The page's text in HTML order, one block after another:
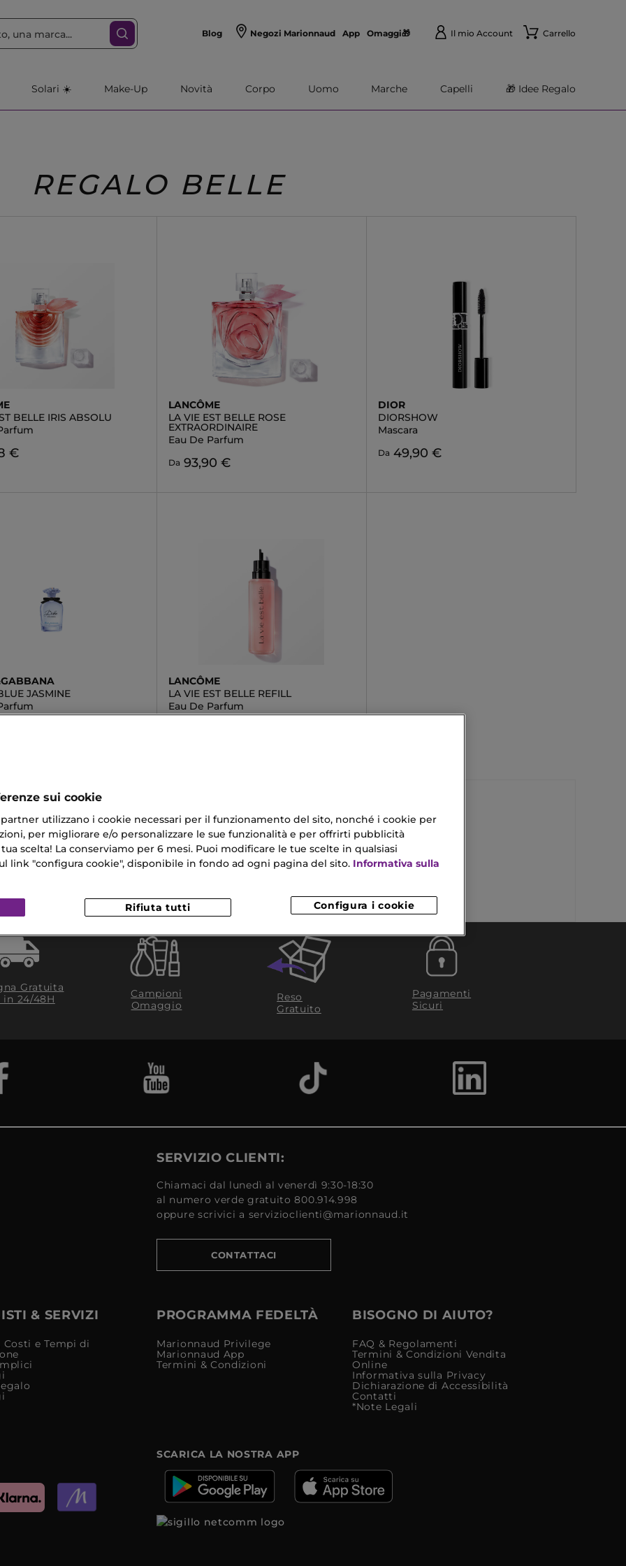
Blog Negozi Marionnaud App Omaggi🎁 Il mio Account Carrello
Solari ☀️ Make-Up Novità Corpo Uomo Marche Capelli 🎁 Idee Regalo
REGALO BELLE
BELLE IRIS ABSOLU
€
LANCÔME
LA VIE EST BELLE ROSE
EXTRAORDINAIRE
Eau De Parfum
Da 93,90 €
DIOR
DIORSHOW
Mascara
Da 49,90 €
JASMINE
LANCÔME
LA VIE EST BELLE REFILL
Eau De Parfum
Cura Pelle Regali Per Lui Originali
Sopracciglia Naturale Armani Profumi Dolce Eau De Parfum
Gratuita
in 24/48H
Campioni
Omaggio
Reso
Gratuito
Pagamenti
Sicuri
SERVIZIO CLIENTI:
Chiamaci dal lunedì al venerdì 9:30-18:30
al numero verde gratuito 800.914.998
oppure scrivici a servizioclienti@marionnaud.it
CONTATTACI
& SERVIZI
Costi e Tempi di
PROGRAMMA FEDELTÀ
Marionnaud Privilege
Marionnaud App
Termini & Condizioni
BISOGNO DI AIUTO?
FAQ & Regolamenti
Termini & Condizioni Vendita
Online
Informativa sulla Privacy
Dichiarazione di Accessibilità
Contatti
*Note Legali
SCARICA LA NOSTRA APP
sui cookie
utilizzano i cookie necessari per il funzionamento del sito, nonché i cookie per
per migliorare e/o personalizzare le sue funzionalità e per offrirti pubblicità
scelta! La conserviamo per 6 mesi. Puoi modificare le tue scelte in qualsiasi
link "configura cookie", disponibile in fondo ad ogni pagina del sito. Informativa sulla
Configura i cookie
Rifiuta tutti